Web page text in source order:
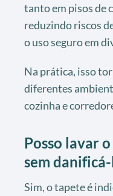
tanto em pisos de
reduzindo riscos
o uso seguro em
Na prática, isso
diferentes
cozinha e
Posso lavar
sem
Sim, o tapete é